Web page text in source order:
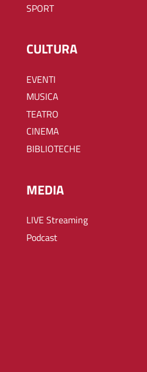
SPORT
CULTURA
EVENTI
MUSICA
TEATRO
CINEMA
BIBLIOTECHE
MEDIA
LIVE Streaming
Podcast